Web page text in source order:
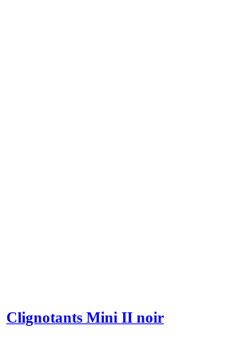
Clignotants Mini II noir